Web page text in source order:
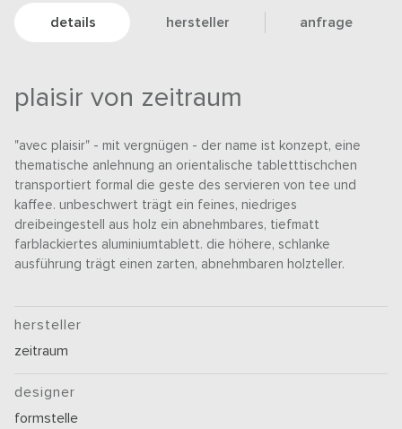
details hersteller anfrage
plaisir von zeitraum
"avec plaisir" - mit vergnügen - der name ist konzept, eine
thematische anlehnung an orientalische tabletttischchen
transportiert formal die geste des servieren von tee und
kaffee. unbeschwert trägt ein feines, niedriges
dreibeingestell aus holz ein abnehmbares, tiefmatt
farblackiertes aluminiumtablett. die höhere, schlanke
ausführung trägt einen zarten, abnehmbaren holzteller.
hersteller
zeitraum
designer
formstelle